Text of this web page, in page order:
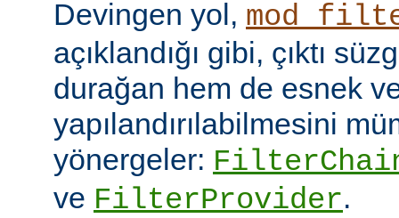
Devingen yol,
açıklandığı gibi, çıktı
durağan hem de esnek
yapılandırılabilmesini
yönergeler:
ve FilterProvider.